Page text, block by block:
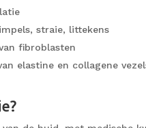
straie, littekens
fibroblasten
elastine en collagene